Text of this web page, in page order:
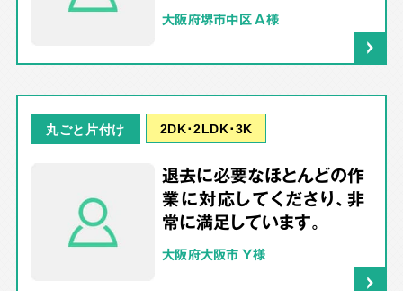
大阪府堺市中区 A様
丸ごと片付け 2DK･2LDK･3K
退去に必要なほとんどの作
業に対応してくださり、非
常に満足しています。
大阪府大阪市 Y様